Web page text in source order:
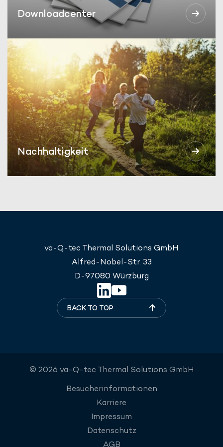
Downloadcenter
Nachhaltigkeit
va-Q-tec Thermal Solutions GmbH
Alfred-Nobel-Str. 33
D-97080 Würzburg
BACK TO TOP
© 2026 va-Q-tec Thermal Solutions GmbH
Besucherinformationen
Karriere
Impressum
Datenschutz
AGB